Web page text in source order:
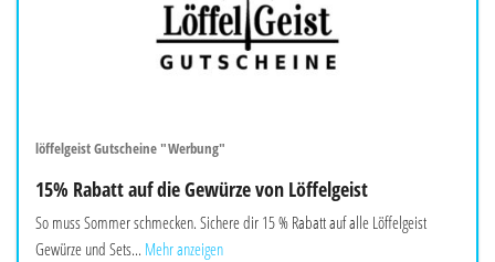
löffelgeist Gutscheine "Werbung"
15% Rabatt auf die Gewürze von Löffelgeist
So muss Sommer schmecken. Sichere dir 15 % Rabatt auf alle Löffelgeist
Gewürze und Sets... Mehr anzeigen